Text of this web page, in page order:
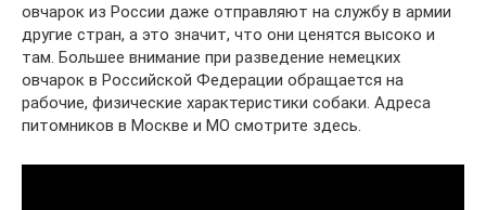
овчарок из России даже отправляют на службу в армии
другие стран, а это значит, что они ценятся высоко и
там. Большее внимание при разведение немецких
овчарок в Российской Федерации обращается на
рабочие, физические характеристики собаки. Адреса
питомников в Москве и МО смотрите здесь.